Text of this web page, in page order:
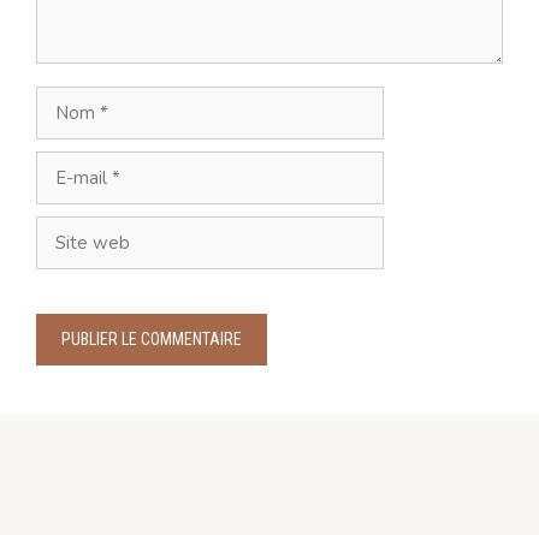
Nom
mail
Site
web